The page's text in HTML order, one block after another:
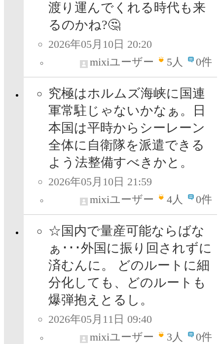
渡り運んでくれる時代も来
るのかね?🤔
2026年05月10日 20:20
mixiユーザー
5人 0件
究極はホルムズ海峡に国連
軍常駐じゃないかなぁ。日
本国は平時からシーレーン
全体に自衛隊を派遣できる
よう法整備すべきかと。
2026年05月10日 21:59
mixiユーザー
4人 0件
☆国内で量産可能ならばな
ぁ･･･外国に振り回されずに
済むんに。 どのルートに細
分化しても、どのルートも
爆弾抱えとるし。
2026年05月11日 09:40
mixiユーザー
3人 0件